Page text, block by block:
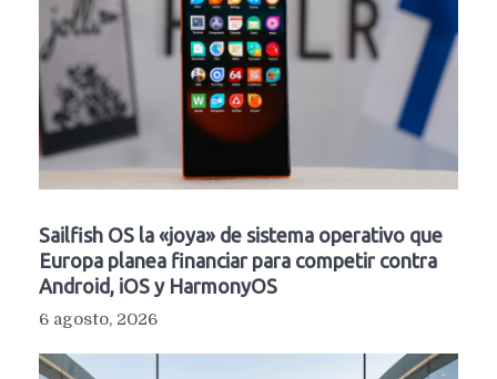
Sailfish OS la «joya» de sistema operativo que
Europa planea financiar para competir contra
Android, iOS y HarmonyOS
6 agosto, 2026